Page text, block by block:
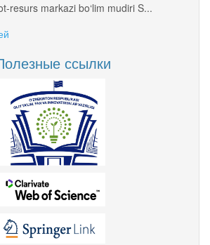
resurs markazi bo‘lim mudiri S...
ссылки